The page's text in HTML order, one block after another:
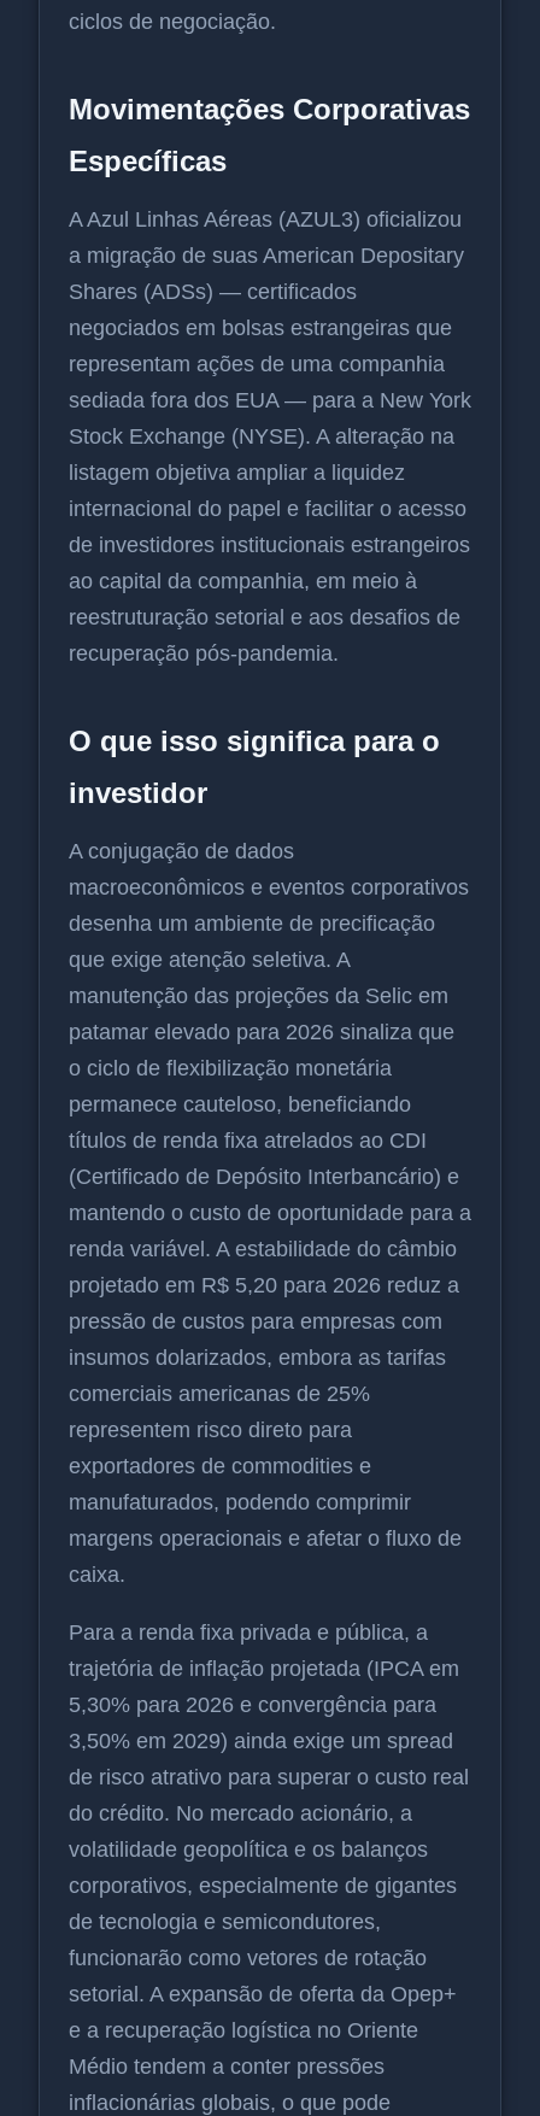
ciclos de negociação.
Movimentações Corporativas
Específicas
A Azul Linhas Aéreas (AZUL3) oficializou
a migração de suas American Depositary
Shares (ADSs) — certificados
negociados em bolsas estrangeiras que
representam ações de uma companhia
sediada fora dos EUA — para a New York
Stock Exchange (NYSE). A alteração na
listagem objetiva ampliar a liquidez
internacional do papel e facilitar o acesso
de investidores institucionais estrangeiros
ao capital da companhia, em meio à
reestruturação setorial e aos desafios de
recuperação pós-pandemia.
O que isso significa para o
investidor
A conjugação de dados
macroeconômicos e eventos corporativos
desenha um ambiente de precificação
que exige atenção seletiva. A
manutenção das projeções da Selic em
patamar elevado para 2026 sinaliza que
o ciclo de flexibilização monetária
permanece cauteloso, beneficiando
títulos de renda fixa atrelados ao CDI
(Certificado de Depósito Interbancário) e
mantendo o custo de oportunidade para a
renda variável. A estabilidade do câmbio
projetado em R$ 5,20 para 2026 reduz a
pressão de custos para empresas com
insumos dolarizados, embora as tarifas
comerciais americanas de 25%
representem risco direto para
exportadores de commodities e
manufaturados, podendo comprimir
margens operacionais e afetar o fluxo de
caixa.
Para a renda fixa privada e pública, a
trajetória de inflação projetada (IPCA em
5,30% para 2026 e convergência para
3,50% em 2029) ainda exige um spread
de risco atrativo para superar o custo real
do crédito. No mercado acionário, a
volatilidade geopolítica e os balanços
corporativos, especialmente de gigantes
de tecnologia e semicondutores,
funcionarão como vetores de rotação
setorial. A expansão de oferta da Opep+
e a recuperação logística no Oriente
Médio tendem a conter pressões
inflacionárias globais, o que pode